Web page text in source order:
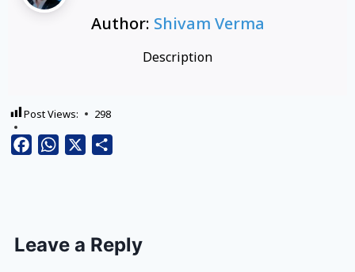
Author: Shivam Verma
Description
Post Views: 298
FacebookWhatsApp
Leave a Reply